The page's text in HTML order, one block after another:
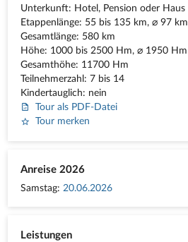
Unterkunft: Hotel, Pension oder Haus
Etappenlänge: 55 bis 135 km, ⌀ 97 km
Gesamtlänge: 580 km
Höhe: 1000 bis 2500 Hm, ⌀ 1950 Hm
Gesamthöhe: 11700 Hm
Teilnehmerzahl: 7 bis 14
Kindertauglich: nein
Tour als PDF-Datei
Tour merken
Anreise 2026
Samstag:20.06.2026
Leistungen